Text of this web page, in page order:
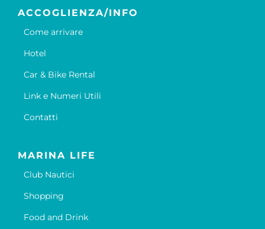
ACCOGLIENZA/INFO
Come arrivare
Hotel
Car & Bike Rental
Link e Numeri Utili
Contatti
MARINA LIFE
Club Nautici
Shopping
Food and Drink